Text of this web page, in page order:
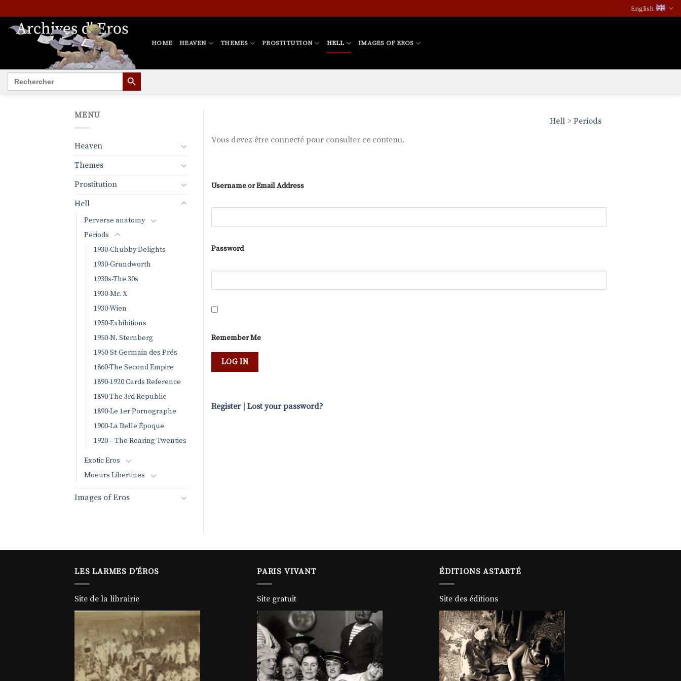
to
content
English
HOME HEAVEN THEMES PROSTITUTION HELL IMAGES OF EROS
Search
for:
SEARCH BUTTON
Hell > Periods
Vous devez être connecté pour consulter ce contenu.
Username or Email Address
Password
Remember Me
Register Lost your password?
MENU
Heaven
Themes
Prostitution
Hell
Perverse anatomy
Periods
1930-Chubby Delights
1930-Grundworth
1930s-The 30s
1930-Mr. X
1930-Wien
1950-Exhibitions
1950-N. Sternberg
1950-St-Germain des Prés
1860-The Second Empire
1890-1920 Cards Reference
1890-The 3rd Republic
1890-Le 1er Pornographe
1900-La Belle Époque
1920 – The Roaring Twenties
Exotic Eros
Moeurs Libertines
Images of Eros
LES LARMES D’ÉROS
Site de la librairie
PARIS VIVANT
Site gratuit
ÉDITIONS ASTARTÉ
Site des éditions